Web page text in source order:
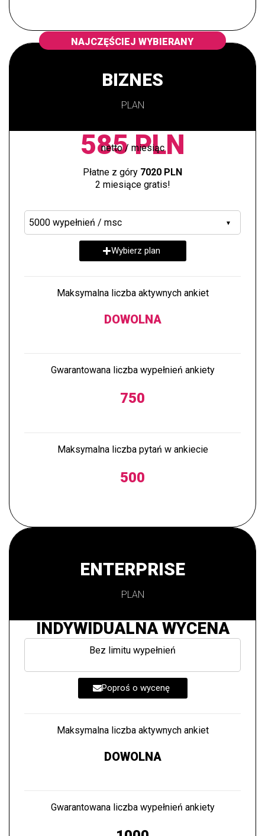
NAJCZĘŚCIEJ WYBIERANY
BIZNES
PLAN
585 PLN
netto / miesiąc
Płatne z góry 7020 PLN
2 miesiące gratis!
▾
Wybierz plan
Maksymalna liczba aktywnych ankiet
DOWOLNA
Gwarantowana liczba wypełnień ankiety
750
Maksymalna liczba pytań w ankiecie
500
ENTERPRISE
PLAN
INDYWIDUALNA WYCENA
Bez limitu wypełnień
Poproś o wycenę
Maksymalna liczba aktywnych ankiet
DOWOLNA
Gwarantowana liczba wypełnień ankiety